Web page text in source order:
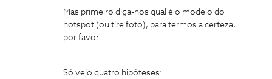
Mas primeiro diga-nos qual é o modelo do
hotspot (ou tire foto), para termos a certeza,
por favor.
Só vejo quatro hipóteses: